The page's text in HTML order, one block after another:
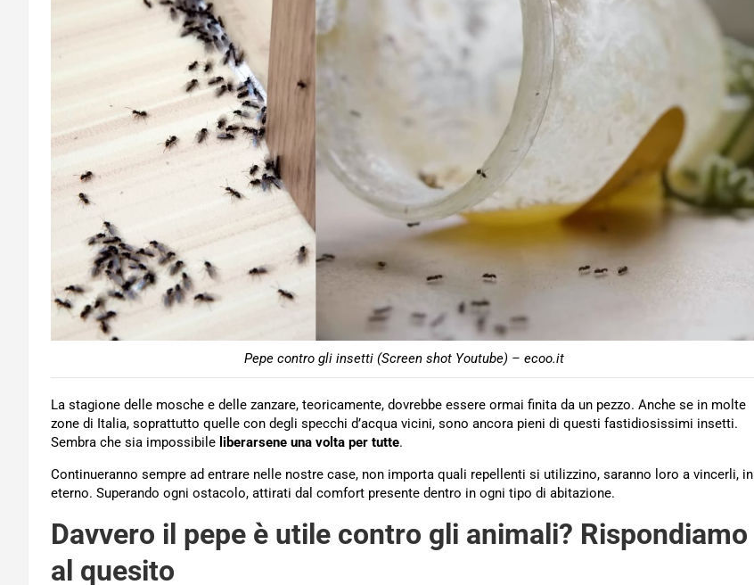
Pepe contro gli insetti (Screen shot Youtube) – ecoo.it
La stagione delle mosche e delle zanzare, teoricamente, dovrebbe essere ormai finita da un pezzo. Anche se in molte
zone di Italia, soprattutto quelle con degli specchi d’acqua vicini, sono ancora pieni di questi fastidiosissimi insetti.
Sembra che sia impossibile liberarsene una volta per tutte.
Continueranno sempre ad entrare nelle nostre case, non importa quali repellenti si utilizzino, saranno loro a vincerli, in
eterno. Superando ogni ostacolo, attirati dal comfort presente dentro in ogni tipo di abitazione.
Davvero il pepe è utile contro gli animali? Rispondiamo
al quesito